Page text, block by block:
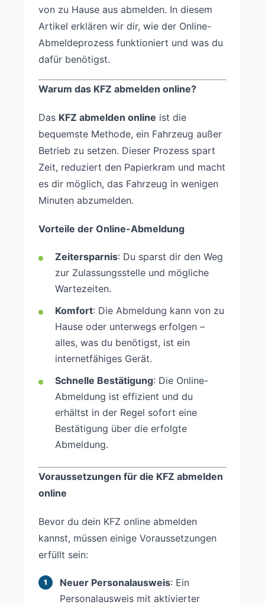
von zu Hause aus abmelden. In diesem
Artikel erklären wir dir, wie der Online-
Abmeldeprozess funktioniert und was du
dafür benötigst.
Warum das KFZ abmelden online?
Das KFZ abmelden online ist die
bequemste Methode, ein Fahrzeug außer
Betrieb zu setzen. Dieser Prozess spart
Zeit, reduziert den Papierkram und macht
es dir möglich, das Fahrzeug in wenigen
Minuten abzumelden.
Vorteile der Online-Abmeldung
Zeitersparnis: Du sparst dir den Weg
zur Zulassungsstelle und mögliche
Wartezeiten.
Komfort: Die Abmeldung kann von zu
Hause oder unterwegs erfolgen –
alles, was du benötigst, ist ein
internetfähiges Gerät.
Schnelle Bestätigung: Die Online-
Abmeldung ist effizient und du
erhältst in der Regel sofort eine
Bestätigung über die erfolgte
Abmeldung.
Voraussetzungen für die KFZ abmelden
online
Bevor du dein KFZ online abmelden
kannst, müssen einige Voraussetzungen
erfüllt sein:
Neuer Personalausweis: Ein
Personalausweis mit aktivierter